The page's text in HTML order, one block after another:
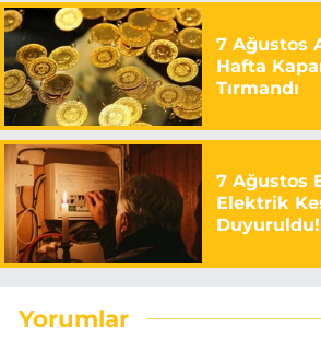
7 Ağustos
Hafta
Tırmandı
7 Ağustos
Elektrik
Duyuruldu!
Yorumlar